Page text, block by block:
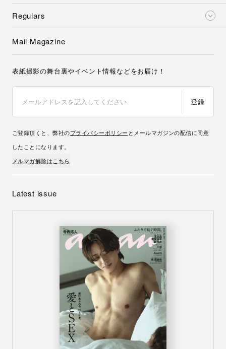
Regulars
Mail Magazine
表紙撮影の舞台裏やイベント情報などをお届け！
登録
ご登録頂くと、弊社のプライバシーポリシー とメールマガジンの配信に同意
したことになります。
メルマガ解除はこちら
Latest issue